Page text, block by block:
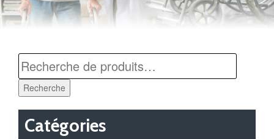
Recherche
Catégories